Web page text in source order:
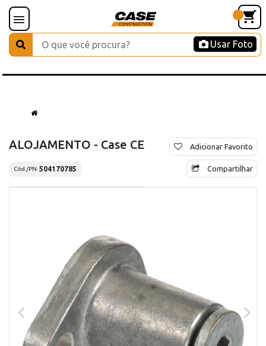
Usar Foto
ALOJAMENTO - Case CE
Cód./PN 504170785
Adicionar Favorito
Compartilhar